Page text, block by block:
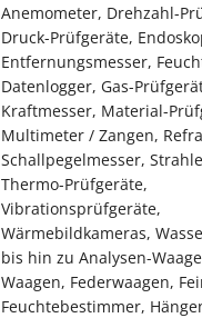
Anemometer, Drehzahl-
Druck-Prüfgeräte,
Entfernungsmesser,
Datenlogger, Gas-
Kraftmesser, Material-
Multimeter / Zangen,
Schallpegelmesser,
Thermo-Prüfgeräte,
Vibrationsprüfgeräte,
Wärmebildkameras,
bis hin zu Analysen-
Waagen, Federwaagen,
Feuchtebestimmer,